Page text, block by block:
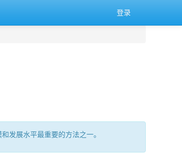
登录
发展水平最重要的方法之一。